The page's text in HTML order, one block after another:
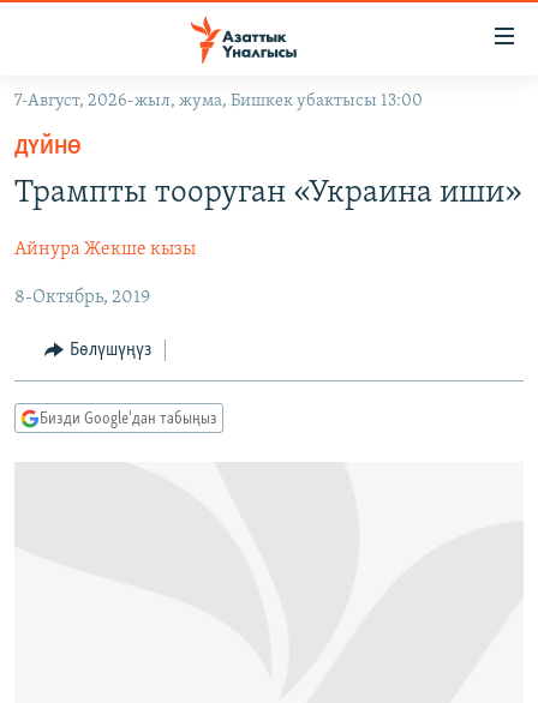
Навигацияга
өтүңүз
Издөөгө
салыңыз
ЖАҢЫЛЫКТАР
САЯСАТ
ЭКОНОМИКА
МАДАНИЯТ
ДҮЙНӨ
ДҮЙНӨ
БОРБОР АЗИЯ
УКРАИНА
АТАЙЫН ИЛИКТӨӨ
ТВ ПРОГРАММАЛАР
БҮГҮН АЗАТТЫКТА
ЭКСПЕРТТЕР ТАЛДАЙТ
ПОДКАСТ
ӨЗГӨЧӨ ПИКИР
7-Август, 2026-жыл, жума, Бишкек убактысы 13:00
ДҮЙНӨ
Трампты тооруган «Украина иши»
Айнура Жекше кызы
8-Октябрь, 2019
Бөлүшүңүз
Бизди Google'дан табыңыз